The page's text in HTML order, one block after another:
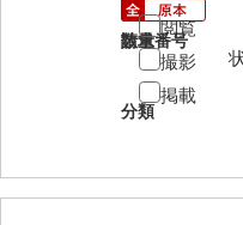
勝間田家文書
桂家文書（防
桂家文書（宇部
桂家文書（下
請求番号
分類
数量
閲覧
撮影
掲載